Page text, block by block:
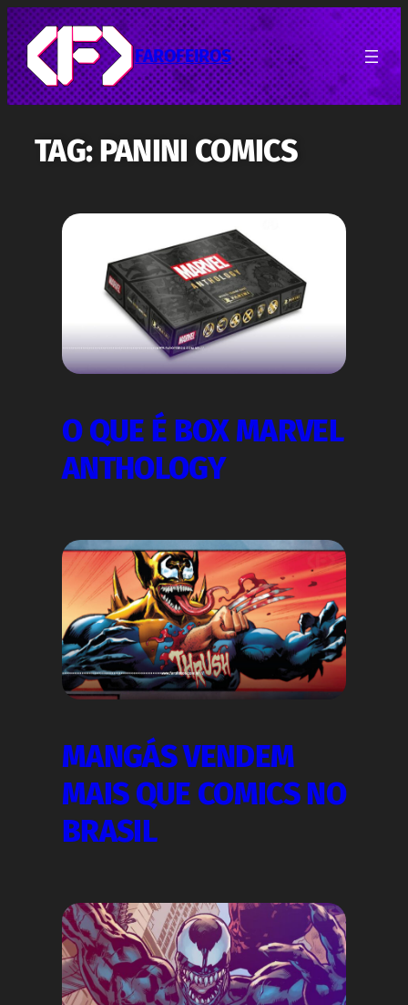
Pular
para
o
conteúdo
FAROFEIROS
TAG: PANINI COMICS
O QUE É BOX MARVEL
ANTHOLOGY
MANGÁS VENDEM
MAIS QUE COMICS NO
BRASIL